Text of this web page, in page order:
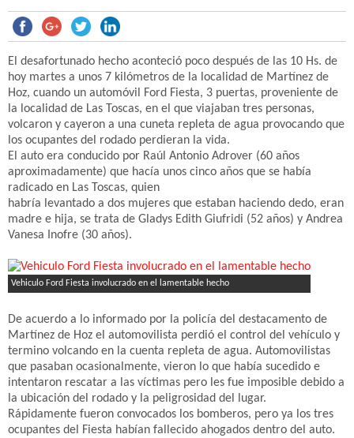
El desafortunado hecho aconteció poco después de las 10 Hs. de
hoy martes a unos 7 kilómetros de la localidad de Martínez de
Hoz, cuando un automóvil Ford Fiesta, 3 puertas, proveniente de
la localidad de Las Toscas, en el que viajaban tres personas,
volcaron y cayeron a una cuneta repleta de agua provocando que
los ocupantes del rodado perdieran la vida.
El auto era conducido por Raúl Antonio Adrover (60 años
aproximadamente) que hacía unos cinco años que se había
radicado en Las Toscas, quien
habría levantado a dos mujeres que estaban haciendo dedo, eran
madre e hija, se trata de Gladys Edith Giufridi (52 años) y Andrea
Vanesa Inofre (30 años).
Vehiculo Ford Fiesta involucrado en el lamentable hecho
De acuerdo a lo informado por la policía del destacamento de
Martínez de Hoz el automovilista perdió el control del vehículo y
termino volcando en la cuenta repleta de agua. Automovilistas
que pasaban ocasionalmente, vieron lo que había sucedido e
intentaron rescatar a las víctimas pero les fue imposible debido a
la ubicación del rodado y la peligrosidad del lugar.
Rápidamente fueron convocados los bomberos, pero ya los tres
ocupantes del Fiesta habían fallecido ahogados dentro del auto.